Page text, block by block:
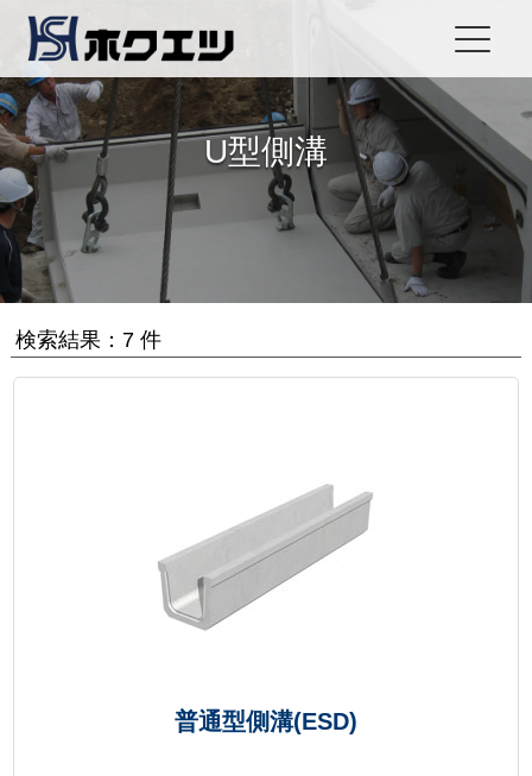
U型側溝
検索結果：7 件
普通型側溝(ESD)